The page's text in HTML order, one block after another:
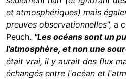
et atmosphériques) mais
preuves observationnelles", a
Peuch. "Les océans sont un
l'atmosphère, et non une
était vrai, il y aurait des flux
échangés entre l'océan et